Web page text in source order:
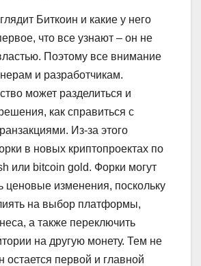
Биткоин и какие у него
что все узнают – он не
Поэтому все внимание
и разработчикам.
может разделиться и
как справиться с
Из-за этого
в новых криптопроектах по
или bitcoin gold. Форки могут
ценовые изменения, поскольку
на выбор платформы,
а также переключить
на другую монету. Тем не
остается первой и главной